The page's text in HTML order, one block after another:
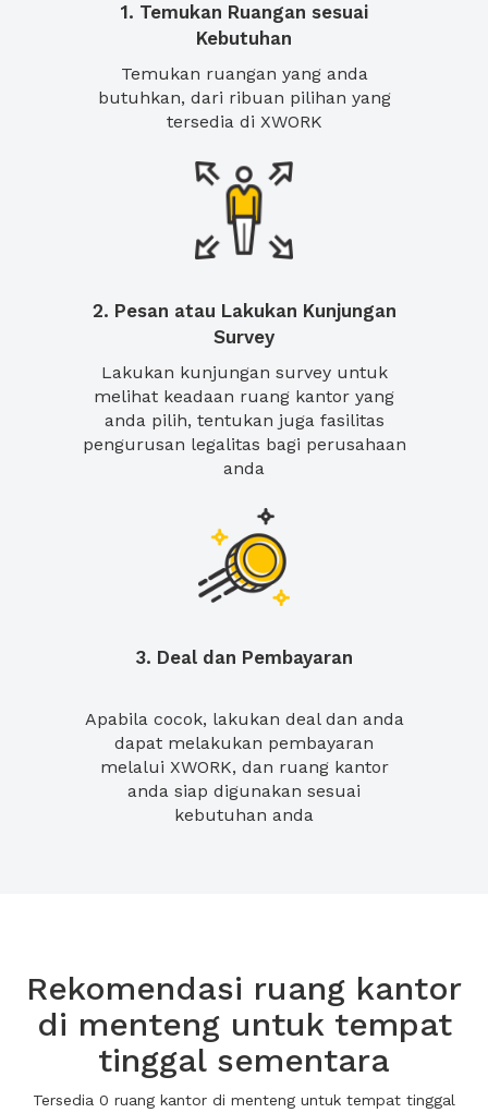
1. Temukan Ruangan sesuai
Kebutuhan
Temukan ruangan yang anda
butuhkan, dari ribuan pilihan yang
tersedia di XWORK
2. Pesan atau Lakukan Kunjungan
Survey
Lakukan kunjungan survey untuk
melihat keadaan ruang kantor yang
anda pilih, tentukan juga fasilitas
pengurusan legalitas bagi perusahaan
anda
3. Deal dan Pembayaran
Apabila cocok, lakukan deal dan anda
dapat melakukan pembayaran
melalui XWORK, dan ruang kantor
anda siap digunakan sesuai
kebutuhan anda
Rekomendasi ruang kantor
di menteng untuk tempat
tinggal sementara
Tersedia 0 ruang kantor di menteng untuk tempat tinggal